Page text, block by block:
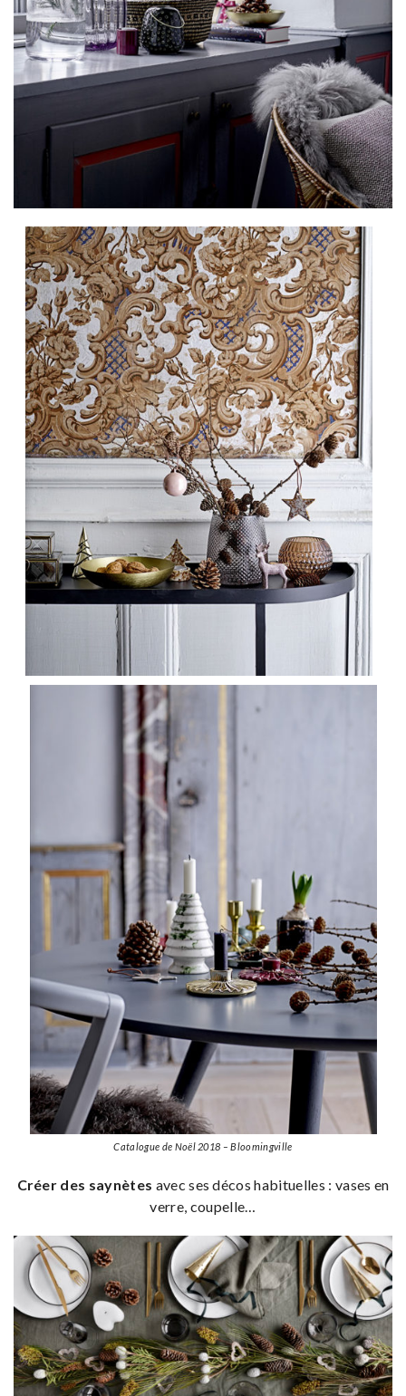
Catalogue de Noël 2018 – Bloomingville
Créer des saynètes avec ses décos habituelles : vases en
verre, coupelle…